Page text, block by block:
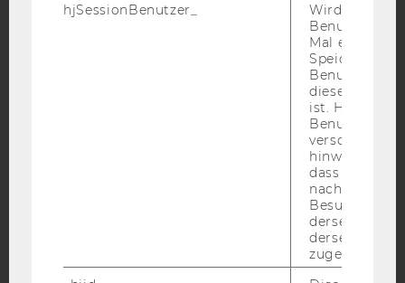
BARRIEREFREIHEITSERKLÄRUNG WEBSEITE
DATENSCHUTZERKLÄRUNG SOCIAL MEDIA
STUDIENBEWERBER*INNEN UND STUDIERENDE
hjSessionBenutzer_
Wird gesetzt,
Benutzer
Mal eine
Speichert die
Benutzer-ID,
diese Seite
ist. Hotjar
Benutzer
verschiedene
hinweg.Stellt
dass Daten
Besuchen auf
derselben
derselben
zugeordnet